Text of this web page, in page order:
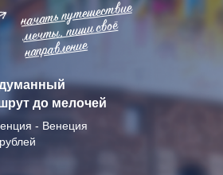
- Венеция
до мелочей
начать путешествие
мечты, пиши своё
направление